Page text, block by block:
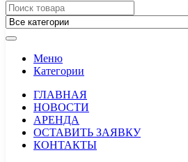
Меню
Категории
ГЛАВНАЯ
НОВОСТИ
АРЕНДА
ОСТАВИТЬ ЗАЯВКУ
КОНТАКТЫ